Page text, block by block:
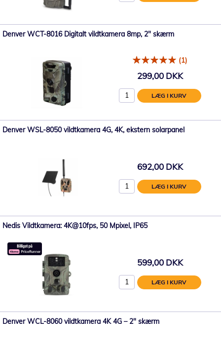
Denver WCT-8016 Digitalt vildtkamera 8mp, 2" skærm
(1)
299,00 DKK
LÆG I KURV
Denver WSL-8050 vildtkamera 4G, 4K, ekstern solarpanel
692,00 DKK
LÆG I KURV
Nedis Vildtkamera: 4K@10fps, 50 Mpixel, IP65
599,00 DKK
LÆG I KURV
Denver WCL-8060 vildtkamera 4K 4G – 2" skærm